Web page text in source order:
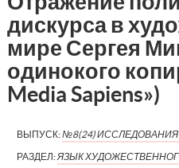
дискурса в
мире Сергея
одинокого
Media Sapiens»)
ВЫПУСК:№8(24)
РАЗДЕЛ:ЯЗЫК